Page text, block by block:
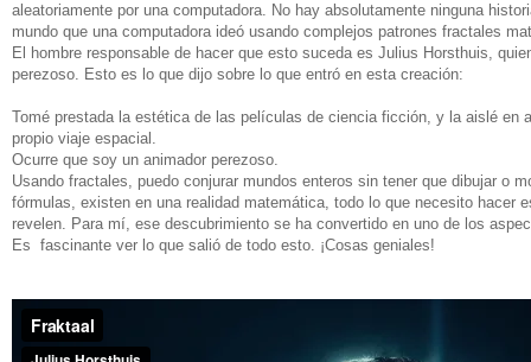
aleatoriamente por una computadora. No hay absolutamente ninguna
mundo que una computadora ideó usando complejos patrones fractales
El hombre responsable de hacer que esto suceda es Julius Horsthuis,
perezoso. Esto es lo que dijo sobre lo que entró en esta creación:
Tomé prestada la estética de las películas de ciencia ficción, y la aislé en
propio viaje espacial.
Ocurre que soy un animador perezoso.
Usando fractales, puedo conjurar mundos enteros sin tener que dibujar o
fórmulas, existen en una realidad matemática, todo lo que necesito hacer
revelen. Para mí, ese descubrimiento se ha convertido en uno de los
Es fascinante ver lo que salió de todo esto. ¡Cosas geniales!